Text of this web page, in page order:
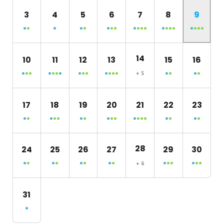
3 4 5 6 7 8 9
10 11 12 13 14
+ 5
15 16
17 18 19 20 21 22 23
24 25 26 27 28
+ 6
29 30
31